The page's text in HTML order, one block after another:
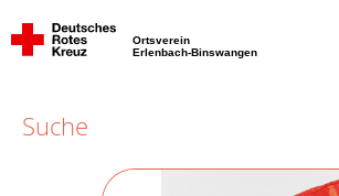
Ortsverein
Erlenbach-Binswangen
Suche